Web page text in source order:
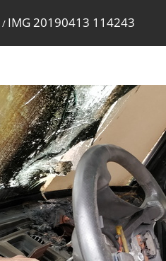
/ IMG 20190413 114243